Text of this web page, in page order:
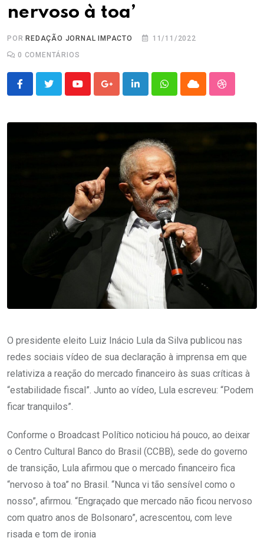
nervoso à toa’
POR REDAÇÃO JORNAL IMPACTO
11/11/2022
0 COMENTÁRIOS
YoutubeGoogle+LinkedInWhatsappCloud
O presidente eleito Luiz Inácio Lula da Silva publicou nas
redes sociais vídeo de sua declaração à imprensa em que
relativiza a reação do mercado financeiro às suas críticas à
“estabilidade fiscal”. Junto ao vídeo, Lula escreveu: “Podem
ficar tranquilos”.
Conforme o Broadcast Político noticiou há pouco, ao deixar
o Centro Cultural Banco do Brasil (CCBB), sede do governo
de transição, Lula afirmou que o mercado financeiro fica
“nervoso à toa” no Brasil. “Nunca vi tão sensível como o
nosso”, afirmou. “Engraçado que mercado não ficou nervoso
com quatro anos de Bolsonaro”, acrescentou, com leve
risada e tom de ironia